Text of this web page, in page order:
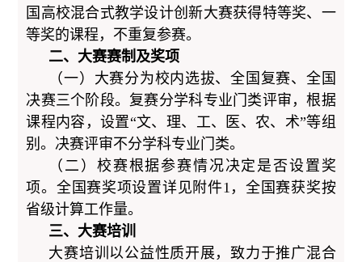
国高校混合式教学设计创新大赛获得特等奖、一
等奖的课程，不重复参赛。
二、大赛赛制及奖项
（一）大赛分为校内选拔、全国复赛、全国
决赛三个阶段。复赛分学科专业门类评审，根据
课程内容，设置“文、理、工、医、农、术”等组
别。决赛评审不分学科专业门类。
（二）校 赛根据参赛情况决定是否设置奖
项。全国赛奖项设置详见附件1，全国赛获奖按
省级计算工作量。
三、大赛培训
大赛培训以公益性质开展，致力于推广混合